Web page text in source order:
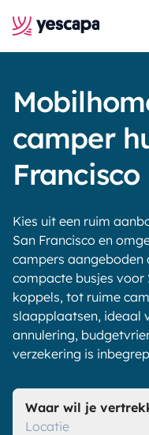
camper
Francisco
Kies uit een ruim
San Francisco en
campers aangeboden
compacte busjes voor
koppels, tot ruime
slaapplaatsen, ideaal
annulering,
verzekering is
Waar wil je
Locatie